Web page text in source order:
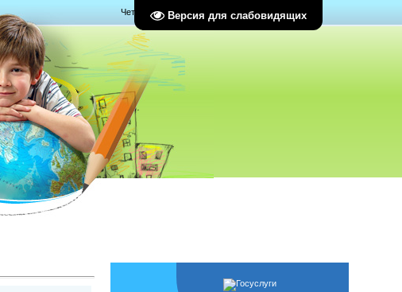
Версия для слабовидящих
Четверг, 06.08.2026, 23:37